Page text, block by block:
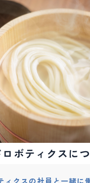
ボティクスに